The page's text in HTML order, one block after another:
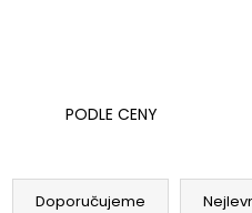
PODLE CENY
Ř
Doporučujeme